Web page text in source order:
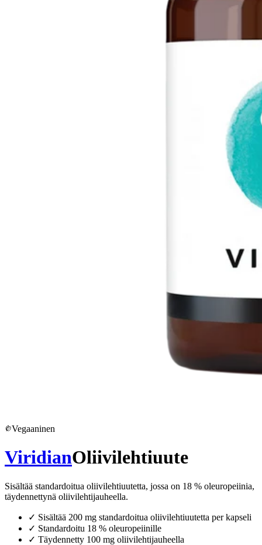
Vegaaninen
ViridianOliivilehtiuute
Sisältää standardoitua oliivilehtiuutetta, jossa on 18 % oleuropeiinia,
täydennettynä oliivilehtijauheella.
✓ Sisältää 200 mg standardoitua oliivilehtiuutetta per kapseli
✓ Standardoitu 18 % oleuropeiinille
✓ Täydennetty 100 mg oliivilehtijauheella